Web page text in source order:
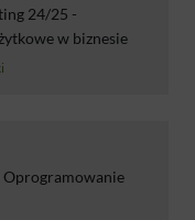
24/25 -
w biznesie
Oprogramowanie